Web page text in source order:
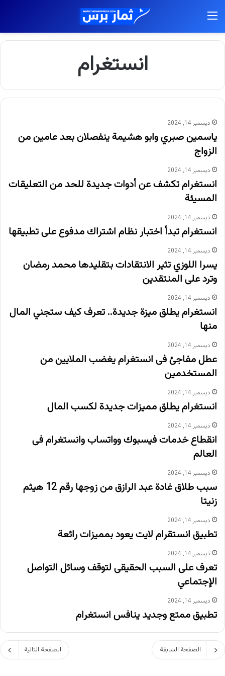
انستغرام
ديسمبر 14, 2024
ياسمين صبري وابو هشيمة ينفصلان بعد عامين من
الزواج
ديسمبر 14, 2024
انستغرام تكشف عن أدوات جديدة للحد من التعليقات
المسيئة
ديسمبر 14, 2024
انستغرام تبدأ اختبار نظام اشتراك مدفوع على تطبيقها
ديسمبر 14, 2024
يسرا اللوزي تثير الانتقادات بتقليدها محمد رمضان
وترد على المنتقدين
ديسمبر 14, 2024
انستغرام يطلق ميزة جديدة.. تعرف كيف ستجني المال
منها
ديسمبر 14, 2024
عطل مفاجئ فى انستغرام يغضب الملايين من
المستخدمين
ديسمبر 14, 2024
انستغرام يطلق مميزات جديدة لكسب المال
ديسمبر 14, 2024
انقطاع خدمات فيسبوك وواتساب وانستغرام فى
العالم
ديسمبر 14, 2024
سبب طلاق غادة عبد الرازق من زوجها رقم 12 هيثم
زنيتا
ديسمبر 14, 2024
تطبيق انستقرام لايت يعود بمميزات رائعة
ديسمبر 14, 2024
تعرف على السبب الحقيقى لتوقف وسائل التواصل
الإجتماعي
ديسمبر 14, 2024
تطبيق ممتع وجديد ينافس انستغرام
الصفحة السابقة الصفحة التالية